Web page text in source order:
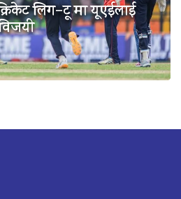
लिग–टू मा यूएईलाई